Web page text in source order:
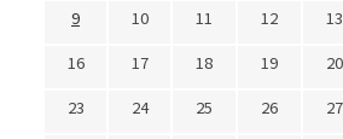
9
10 11 12 13
16
17 18 19 20
23
24 25 26 27